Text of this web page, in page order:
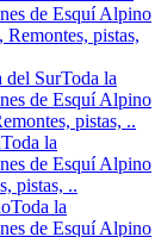
de Esquí Alpino
pistas,
del SurToda la
de Esquí Alpino
pistas, ..
Toda la
de Esquí Alpino
pistas, ..
Toda la
de Esquí Alpino